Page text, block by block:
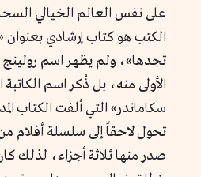
على نفس العالم الخيالي
الكتب هو كتاب إرشادي
تجدها»، ولم يظهر اسم
الأولى منه، بل ذُكر اسم الكاتبة
سكاماندر» التي ألفت الكتاب
تحول لاحقاً إلى سلسلة أفلام
صدر منها ثلاثة أجزاء، لذلك